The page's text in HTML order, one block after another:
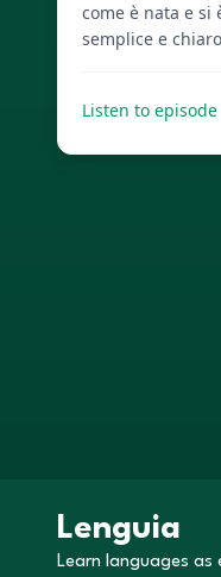
come è nata e si
semplice e
multimediali e
Listen to episode
Lenguia
Learn languages as